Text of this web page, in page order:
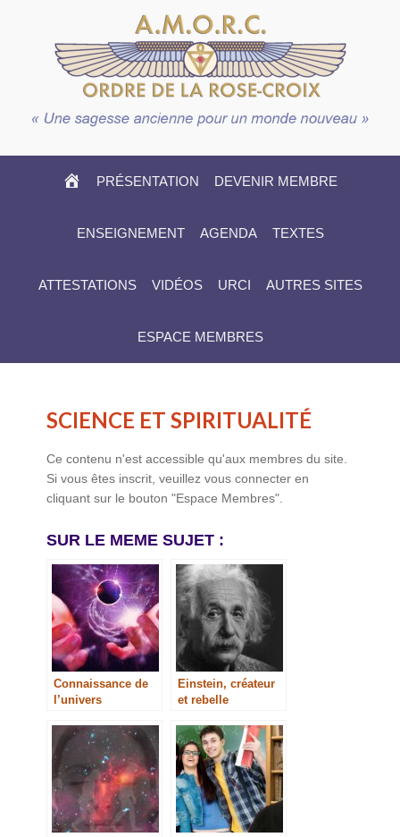
HOME
PRÉSENTATION DEVENIR MEMBRE
ENSEIGNEMENT AGENDA TEXTES
ATTESTATIONS VIDÉOS URCI AUTRES SITES
ESPACE MEMBRES
SCIENCE ET SPIRITUALITÉ
Ce contenu n'est accessible qu'aux membres du site.
Si vous êtes inscrit, veuillez vous connecter en
cliquant sur le bouton "Espace Membres".
SUR LE MEME SUJET :
Connaissance de
l’univers
Einstein, créateur
et rebelle